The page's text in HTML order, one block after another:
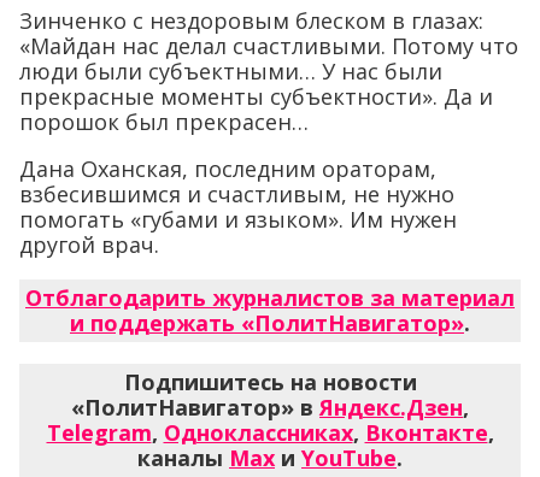
Зинченко с нездоровым блеском в глазах:
«Майдан нас делал счастливыми. Потому что
люди были субъектными… У нас были
прекрасные моменты субъектности». Да и
порошок был прекрасен…
Дана Оханская, последним ораторам,
взбесившимся и счастливым, не нужно
помогать «губами и языком». Им нужен
другой врач.
Отблагодарить журналистов за материал
и поддержать «ПолитНавигатор».
Подпишитесь на новости
«ПолитНавигатор» вЯндекс.Дзен,
Telegram, Одноклассниках, Вконтакте,
каналы Max и YouTube.